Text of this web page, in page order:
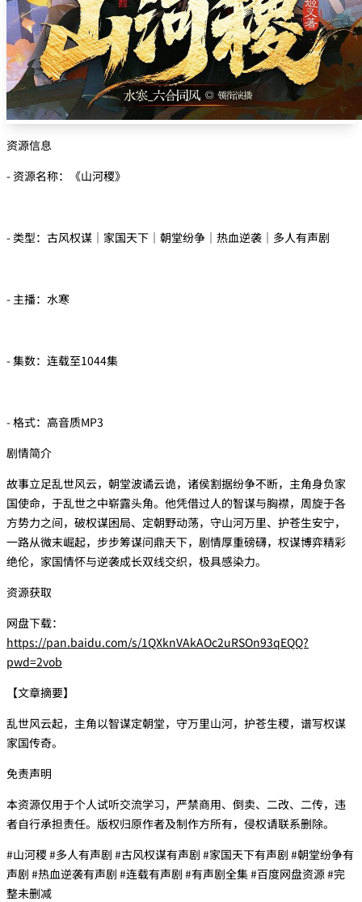
资源信息
- 资源名称：《山河稷》
- 类型：古风权谋｜家国天下｜朝堂纷争｜热血逆袭｜多人有声剧
- 主播：水寒
- 集数：连载至1044集
- 格式：高音质MP3
剧情简介
故事立足乱世风云，朝堂波谲云诡，诸侯割据纷争不断，主角身负家
国使命，于乱世之中崭露头角。他凭借过人的智谋与胸襟，周旋于各
方势力之间，破权谋困局、定朝野动荡，守山河万里、护苍生安宁，
一路从微末崛起，步步筹谋问鼎天下，剧情厚重磅礴，权谋博弈精彩
绝伦，家国情怀与逆袭成长双线交织，极具感染力。
资源获取
网盘下载：
https://pan.baidu.com/s/1QXknVAkAOc2uRSOn93qEQQ?
pwd=2vob
【文章摘要】
乱世风云起，主角以智谋定朝堂，守万里山河，护苍生稷，谱写权谋
家国传奇。
免责声明
本资源仅用于个人试听交流学习，严禁商用、倒卖、二改、二传，违
者自行承担责任。版权归原作者及制作方所有，侵权请联系删除。
#山河稷 #多人有声剧 #古风权谋有声剧 #家国天下有声剧 #朝堂纷争有
声剧 #热血逆袭有声剧 #连载有声剧 #有声剧全集 #百度网盘资源 #完
整未删减